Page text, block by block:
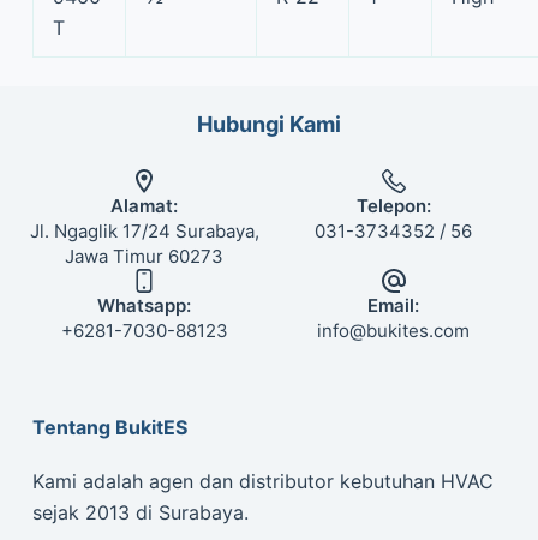
T
Hubungi Kami
Alamat:
Jl. Ngaglik 17/24 Surabaya,
Jawa Timur 60273
Telepon:
031-3734352 / 56
Whatsapp:
+6281-7030-88123
Email:
info@bukites.com
Tentang BukitES
Kami adalah agen dan distributor kebutuhan HVAC
sejak 2013 di Surabaya.